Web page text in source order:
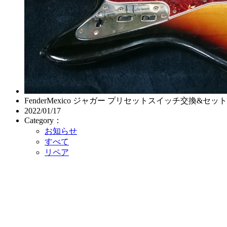
FenderMexico ジャガー プリセットスイッチ交換&セッ
2022/01/17
Category：
お知らせ
すべて
リペア